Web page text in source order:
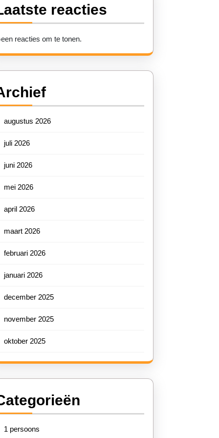
reacties
reacties om te tonen.
augustus 2026
juli 2026
juni 2026
mei 2026
april 2026
maart 2026
februari 2026
januari 2026
december 2025
november 2025
oktober 2025
1 persoons